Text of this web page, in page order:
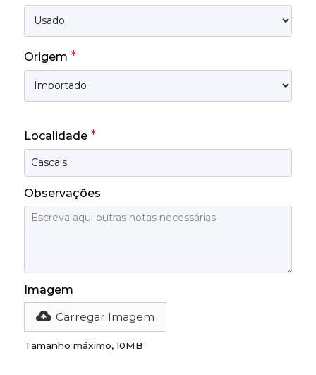
Origem *
Localidade *
Observações
Imagem
Carregar Imagem
Tamanho máximo, 10MB